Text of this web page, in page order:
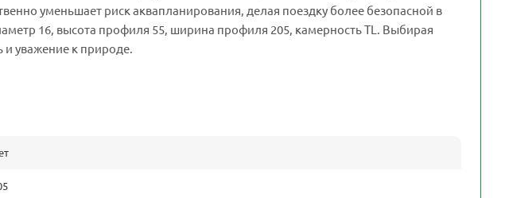
уменьшает риск аквапланирования, делая поездку более безопасной в
16, высота профиля 55, ширина профиля 205, камерность TL. Выбирая
и уважение к природе.